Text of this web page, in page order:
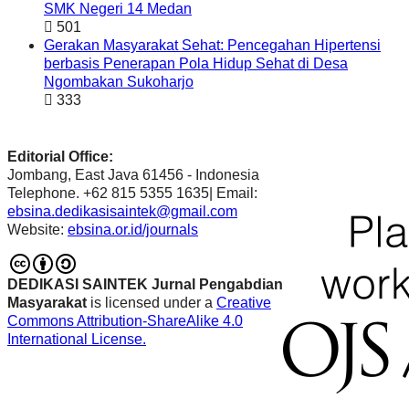
SMK Negeri 14 Medan
501
Gerakan Masyarakat Sehat: Pencegahan Hipertensi
berbasis Penerapan Pola Hidup Sehat di Desa
Ngombakan Sukoharjo
333
Editorial Office:
Jombang, East Java 61456 - Indonesia
Telephone. +62 815 5355 1635| Email:
ebsina.dedikasisaintek@gmail.com
Website: ebsina.or.id/journals
DEDIKASI SAINTEK Jurnal Pengabdian
Masyarakat is licensed under a Creative
Commons Attribution-ShareAlike 4.0
International License.